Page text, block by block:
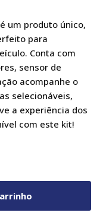
é um produto único,
para
Conta com
sensor de
acompanhe o
selecionáveis,
a experiência dos
com este kit!